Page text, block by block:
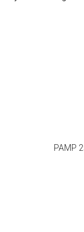
PAMP